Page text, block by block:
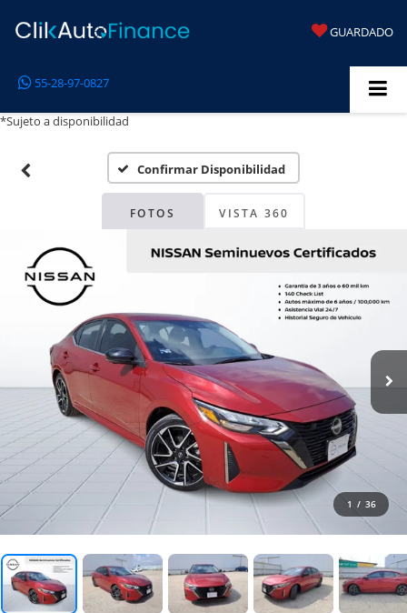
GUARDADO
55-28-97-0827
*Sujeto a disponibilidad
Confirmar Disponibilidad
FOTOS VISTA 360
1 / 36